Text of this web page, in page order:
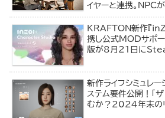
イヤーと連携。NPC
KRAFTON新作『
携し公式MODサポー
版が8月21日に
新作ライフシミュレ
ステム要件公開！「ザ
むか？2024年末の